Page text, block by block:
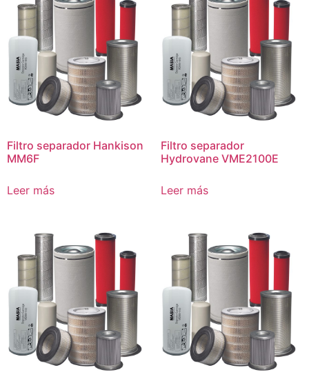
Filtro separador Hankison
MM6F
Leer más
Filtro separador
Hydrovane VME2100E
Leer más